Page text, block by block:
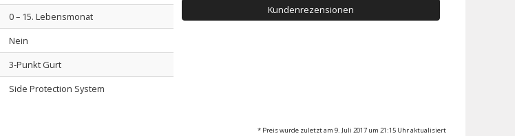
0 – 15. Lebensmonat
Nein
3-Punkt Gurt
Side Protection System
Kundenrezensionen
* Preis wurde zuletzt am 9. Juli 2017 um 21:15 Uhr aktualisiert